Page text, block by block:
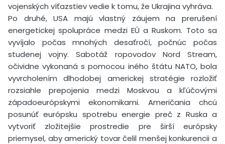
vojenských víťazstiev vedie k tomu, že Ukrajina vyhráva.
Po druhé, USA majú vlastný záujem na prerušení
energetickej spolupráce medzi EÚ a Ruskom. Toto sa
vyvíjalo počas mnohých desaťročí, počnúc počas
studenej vojny. Sabotáž ropovodov Nord Stream,
očividne vykonaná s pomocou iného štátu NATO, bola
vyvrcholením dlhodobej americkej stratégie rozložiť
rozsiahle prepojenia medzi Moskvou a kľúčovými
západoeurópskymi ekonomikami. Američania chcú
posunúť európsku spotrebu energie preč z Ruska a
vytvoriť zložitejšie prostredie pre širší európsky
priemysel, aby americký tovar čelil menšej konkurencii a